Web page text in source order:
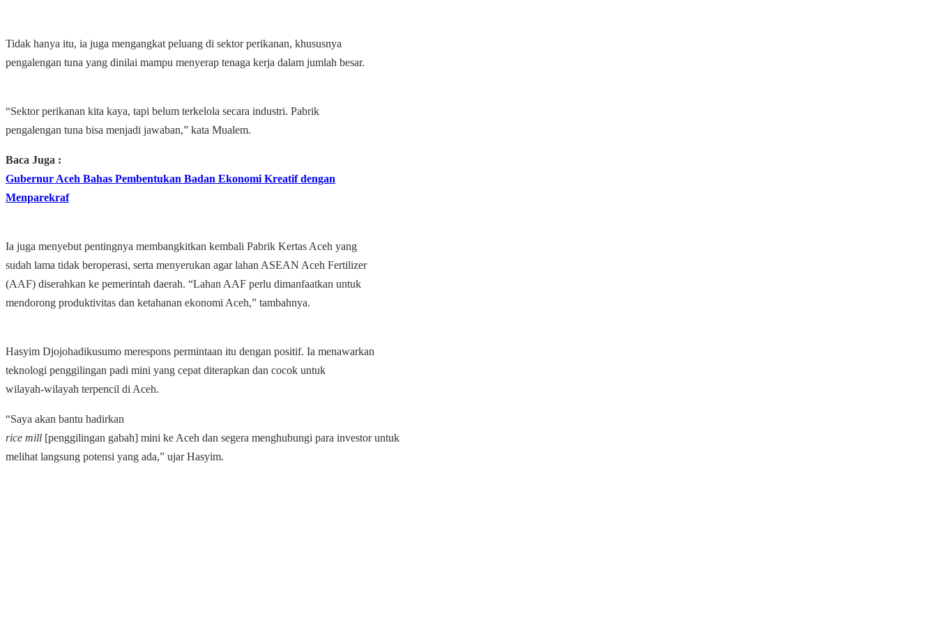
Tidak hanya itu, ia juga mengangkat peluang di sektor perikanan, khususnya
pengalengan tuna yang dinilai mampu menyerap tenaga kerja dalam jumlah besar.
“Sektor perikanan kita kaya, tapi belum terkelola secara industri. Pabrik
pengalengan tuna bisa menjadi jawaban,” kata Mualem.
Baca Juga :
Gubernur Aceh Bahas Pembentukan Badan Ekonomi Kreatif dengan
Menparekraf
Ia juga menyebut pentingnya membangkitkan kembali Pabrik Kertas Aceh yang
sudah lama tidak beroperasi, serta menyerukan agar lahan ASEAN Aceh Fertilizer
(AAF) diserahkan ke pemerintah daerah. “Lahan AAF perlu dimanfaatkan untuk
mendorong produktivitas dan ketahanan ekonomi Aceh,” tambahnya.
Hasyim Djojohadikusumo merespons permintaan itu dengan positif. Ia menawarkan
teknologi penggilingan padi mini yang cepat diterapkan dan cocok untuk
wilayah-wilayah terpencil di Aceh.
“Saya akan bantu hadirkan
rice mill [penggilingan gabah] mini ke Aceh dan segera menghubungi para investor untuk
melihat langsung potensi yang ada,” ujar Hasyim.